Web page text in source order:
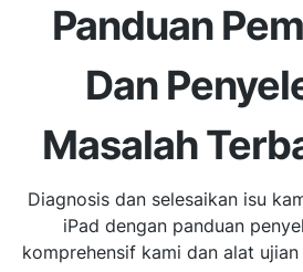
Panduan
Dan
Masalah
Diagnosis dan selesaikan isu
iPad dengan panduan
komprehensif kami dan alat